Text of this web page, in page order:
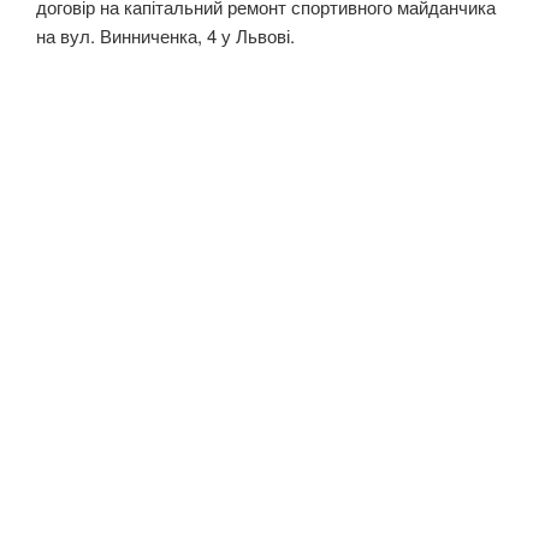
договір на капітальний ремонт спортивного майданчика
на вул. Винниченка, 4 у Львові.